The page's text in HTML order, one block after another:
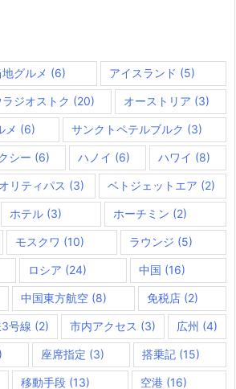
地グルメ (6) アイスランド (5)
ラジオストク (20) オーストリア (3)
メ (6) サンクトペテルブルク (3)
シー (6) ハノイ (6) ハワイ (8)
リティパス (3) ベトジェットエア (2)
ホテル (3) ホーチミン (2)
モスクワ (10) ラウンジ (5)
ロシア (24) 中国 (16)
中国東方航空 (8) 免税店 (2)
号線 (2) 市内アクセス (3) 広州 (4)
座席指定 (3) 搭乗記 (15)
移動手段(13) 空港 (16)